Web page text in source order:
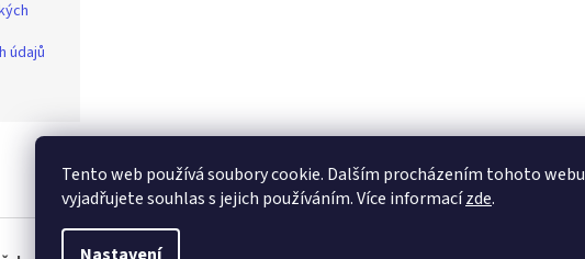
Tento web používá soubory cookie. Dalším procházením tohoto webu
vyjadřujete souhlas s jejich používáním. Více informacízde.
údajů